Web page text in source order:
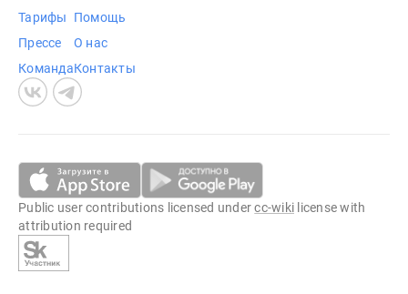
Тарифы
Прессе
Команда
Помощь
О нас
Контакты
Public user contributions licensed undercc-wiki license with
attribution required